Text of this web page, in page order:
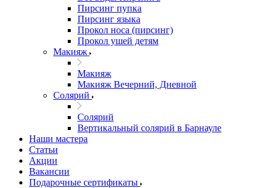
Пирсинг пупка
Пирсинг языка
Прокол носа (пирсинг)
Прокол ушей детям
Макияж
Макияж
Макияж Вечерний, Дневной
Солярий
Солярий
Вертикальный солярий в Барнауле
Наши мастера
Статьи
Акции
Вакансии
Подарочные сертификаты